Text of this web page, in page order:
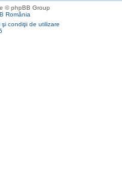
© phpBB Group
România
şi condiţii de utilizare